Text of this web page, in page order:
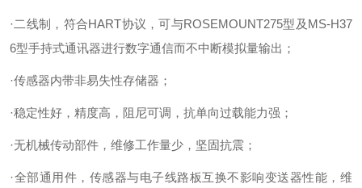
·二线制，符合HART协议，可与ROSEMOUNT275型及MS-H37
6型手持式通讯器进行数字通信而不中断模拟量输出；
·传感器内带非易失性存储器；
·稳定性好，精度高，阻尼可调，抗单向过载能力强；
·无机械传动部件，维修工作量少，坚固抗震；
·全部通用件，传感器与电子线路板互换不影响变送器性能，维